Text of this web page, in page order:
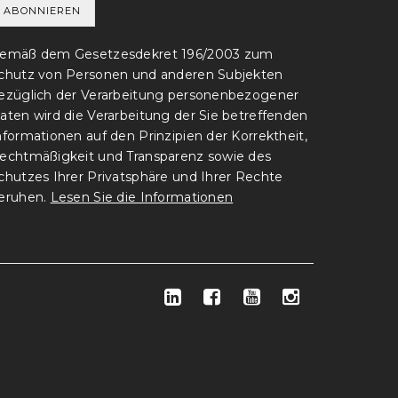
dem Gesetzesdekret 196/2003 zum
von Personen und anderen Subjekten
der Verarbeitung personenbezogener
wird die Verarbeitung der Sie betreffenden
auf den Prinzipien der Korrektheit,
und Transparenz sowie des
Ihrer Privatsphäre und Ihrer Rechte
Lesen Sie die Informationen